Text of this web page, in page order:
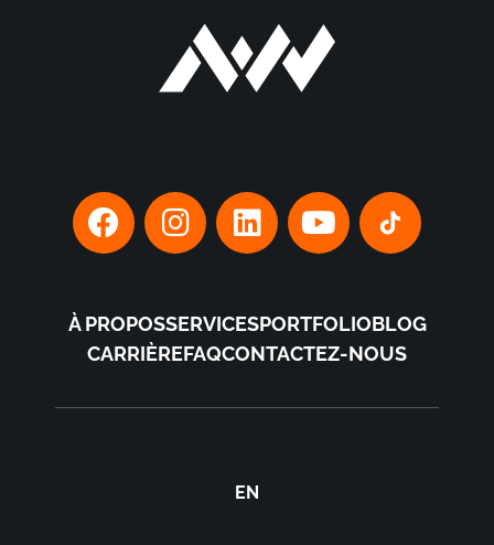
À PROPOSSERVICESPORTFOLIOBLOG
CARRIÈREFAQCONTACTEZ-NOUS
EN